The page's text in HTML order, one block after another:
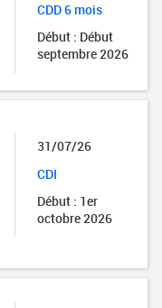
CDD 6 mois
Début : Début
septembre 2026
31/07/26
CDI
Début : 1er
octobre 2026